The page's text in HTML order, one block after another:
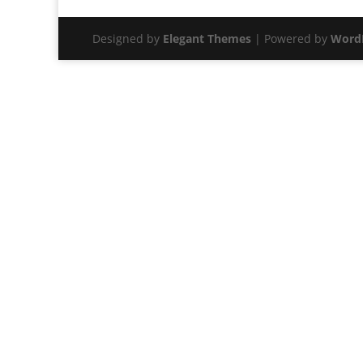
Designed by Elegant Themes | Powered by